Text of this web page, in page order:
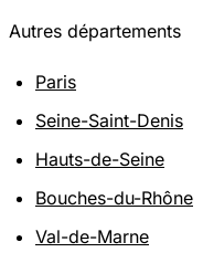
Autres départements
Paris
Seine-Saint-Denis
Hauts-de-Seine
Bouches-du-Rhône
Val-de-Marne